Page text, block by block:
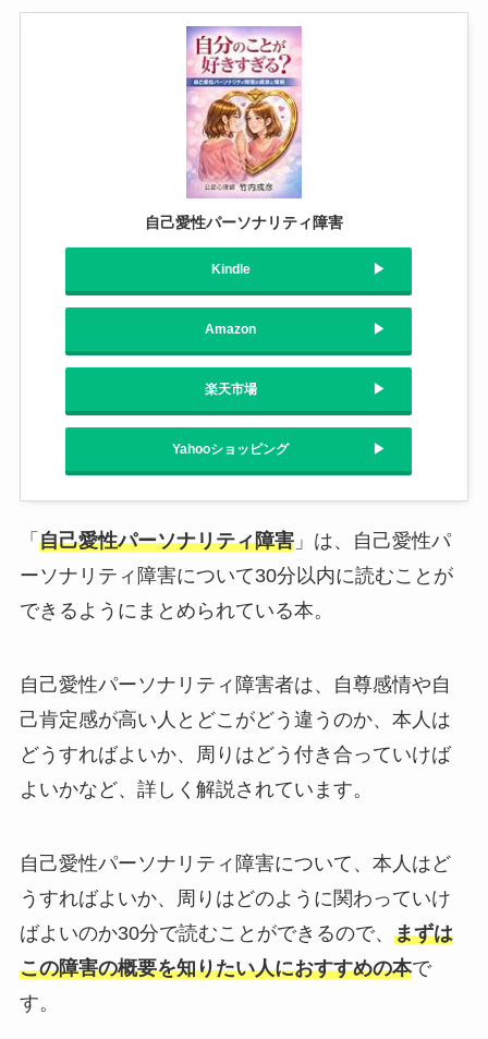
自己愛性パーソナリティ障害
Kindle
Amazon
楽天市場
Yahooショッピング
「 自己愛性パーソナリティ障害」は、自己愛性パ
ーソナリティ障害について30分以内に読むことが
できるようにまとめられている本。
自己愛性パーソナリティ障害者は、自尊感情や自
己肯定感が高い人とどこがどう違うのか、本人は
どうすればよいか、周りはどう付き合っていけば
よいかなど、詳しく解説されています。
自己愛性パーソナリティ障害について、本人はど
うすればよいか、周りはどのように関わっていけ
ばよいのか30分で読むことができるので、 まずは
この障害の概要を知りたい人におすすめの本で
す。